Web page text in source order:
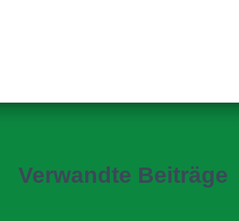
Verwandte Beiträge